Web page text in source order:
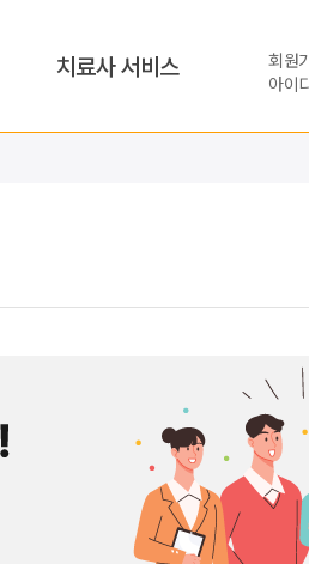
치료사 서비스
회원
아이